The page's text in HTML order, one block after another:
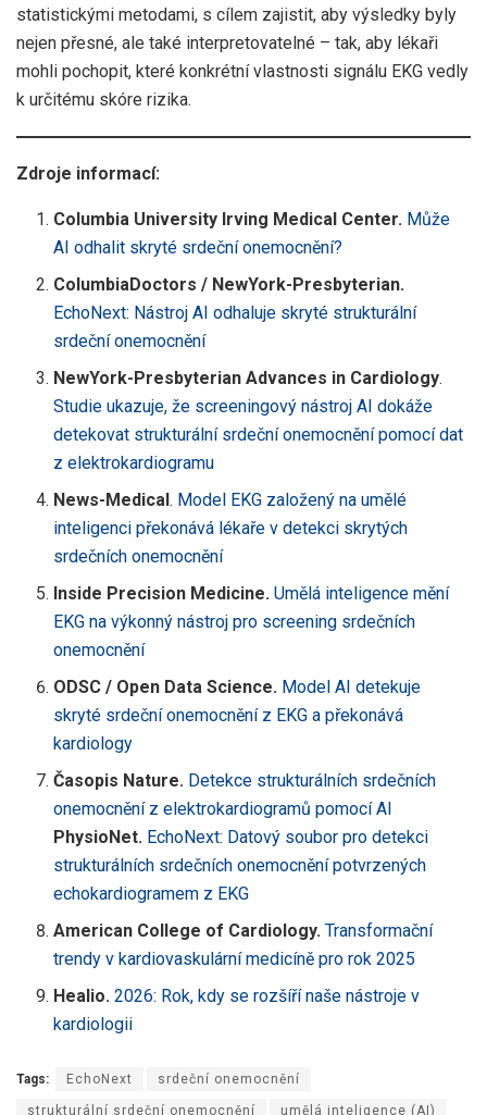
statistickými metodami, s cílem zajistit, aby výsledky byly
nejen přesné, ale také interpretovatelné – tak, aby lékaři
mohli pochopit, které konkrétní vlastnosti signálu EKG vedly
k určitému skóre rizika.
Zdroje informací:
Columbia University Irving Medical Center. Může
AI odhalit skryté srdeční onemocnění?
ColumbiaDoctors / NewYork-Presbyterian.
EchoNext: Nástroj AI odhaluje skryté strukturální
srdeční onemocnění
NewYork-Presbyterian Advances in Cardiology.
Studie ukazuje, že screeningový nástroj AI dokáže
detekovat strukturální srdeční onemocnění pomocí dat
z elektrokardiogramu
News-Medical. Model EKG založený na umělé
inteligenci překonává lékaře v detekci skrytých
srdečních onemocnění
Inside Precision Medicine. Umělá inteligence mění
EKG na výkonný nástroj pro screening srdečních
onemocnění
ODSC / Open Data Science. Model AI detekuje
skryté srdeční onemocnění z EKG a překonává
kardiology
Časopis Nature. Detekce strukturálních srdečních
onemocnění z elektrokardiogramů pomocí AI
PhysioNet. EchoNext: Datový soubor pro detekci
strukturálních srdečních onemocnění potvrzených
echokardiogramem z EKG
American College of Cardiology. Transformační
trendy v kardiovaskulární medicíně pro rok 2025
Healio. 2026: Rok, kdy se rozšíří naše nástroje v
kardiologii
Tags: EchoNext srdeční onemocnění
strukturální srdeční onemocnění umělá inteligence (AI)